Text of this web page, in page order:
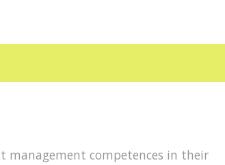
management competences in their